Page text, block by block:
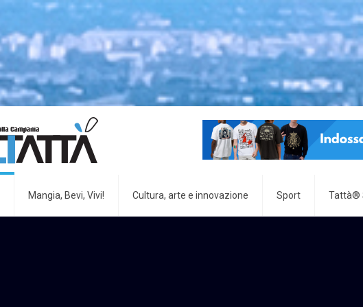
Mangia, Bevi, Vivi! Cultura, arte e innovazione Sport Tattà®